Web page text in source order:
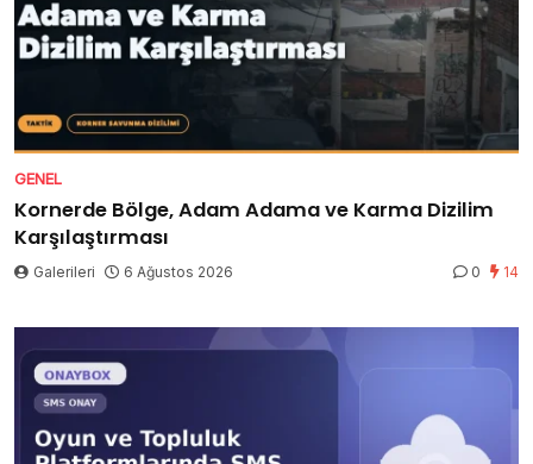
GENEL
Kornerde Bölge, Adam Adama ve Karma Dizilim
Karşılaştırması
Galerileri 6 Ağustos 2026 0 14